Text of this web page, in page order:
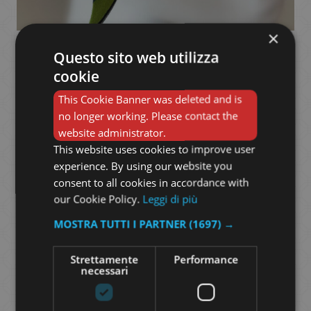
TWILLY
PUCCI
35,00€
Scopri i nostri Twilly
in 100% seta
×
Questo sito web utilizza
cookie
This Cookie Banner was deleted and is
no longer working. Please contact the
website administrator.
This website uses cookies to improve user
experience. By using our website you
consent to all cookies in accordance with
our Cookie Policy. Leggi di più
MOSTRA TUTTI I PARTNER (1697) →
Strettamente
necessari
Performance